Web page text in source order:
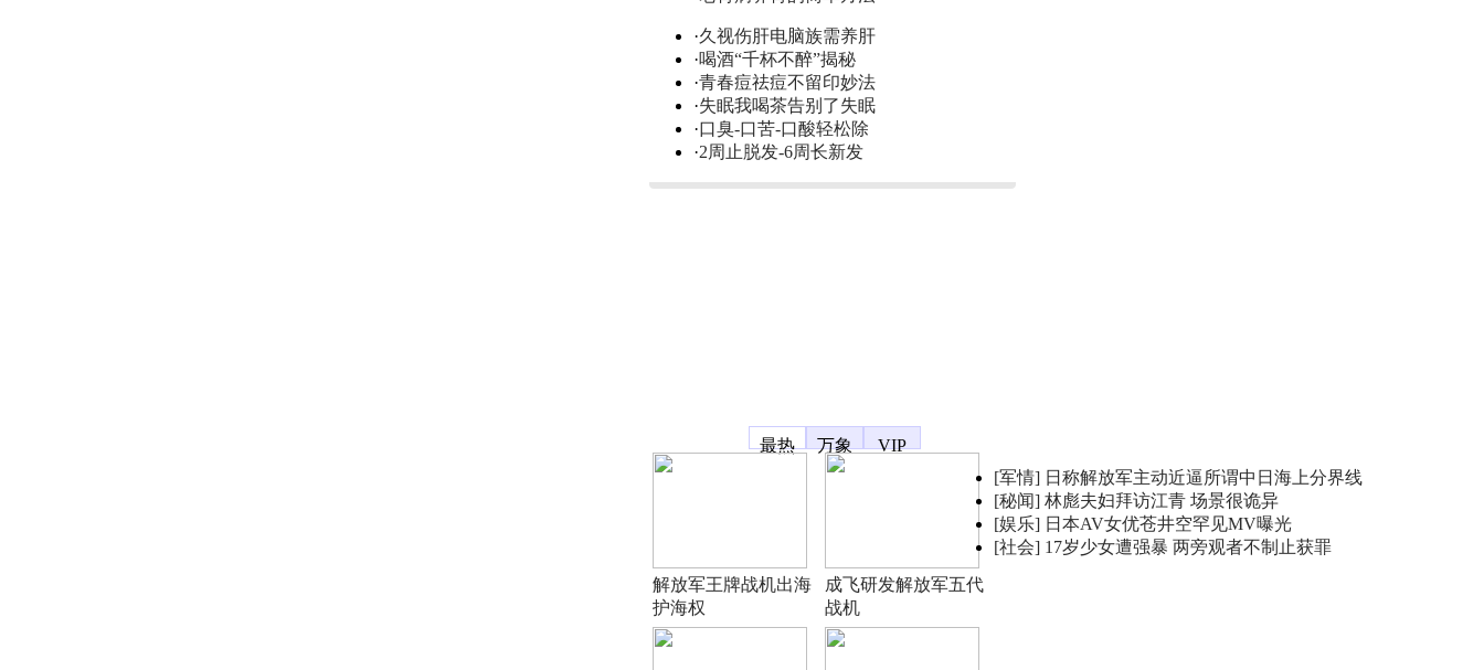
·久视伤肝电脑族需养肝
·喝酒“千杯不醉”揭秘
·青春痘祛痘不留印妙法
·失眠我喝茶告别了失眠
·口臭-口苦-口酸轻松除
·2周止脱发-6周长新发
最热
万象 VIP
解放军王牌战机出海
护海权
成飞研发解放军五代
战机
[军情] 日称解放军主动近逼所谓中日海上分界线
[秘闻] 林彪夫妇拜访江青 场景很诡异
[娱乐] 日本AV女优苍井空罕见MV曝光
[社会] 17岁少女遭强暴 两旁观者不制止获罪